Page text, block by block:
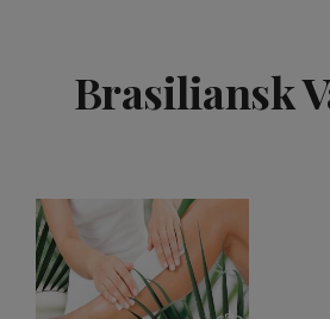
Brasiliansk